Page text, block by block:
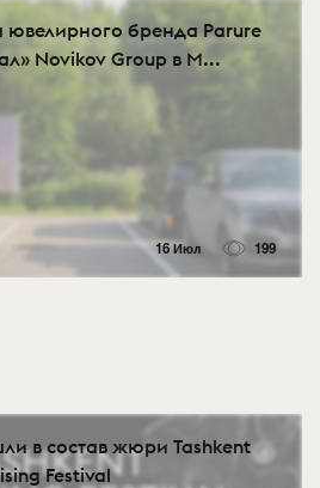
бренда Parure
Novikov Group в М...
16 Июл 199
в состав жюри Tashkent
Festival